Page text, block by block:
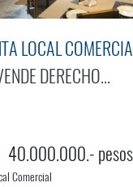
CENTRO DE LOS
LOCAL
DERECHO...
40.000.000.- pesos
Comercial